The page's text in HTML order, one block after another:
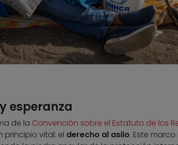
esperanza
de la Convención sobre el Estatuto de los
principio vital: el derecho al asilo. Este